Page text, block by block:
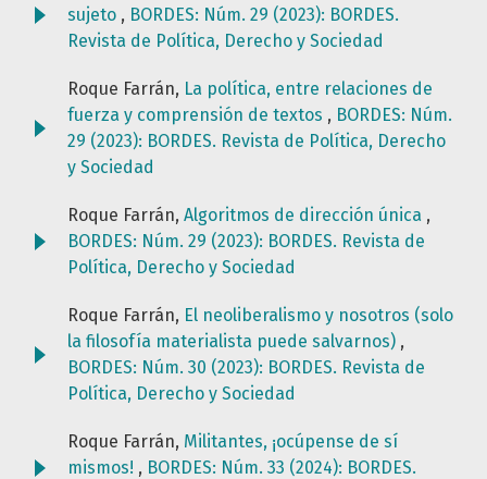
sujeto , BORDES: Núm. 29 (2023): BORDES.
Revista de Política, Derecho y Sociedad
Roque Farrán, La política, entre relaciones de
fuerza y comprensión de textos , BORDES: Núm.
29 (2023): BORDES. Revista de Política, Derecho
y Sociedad
Roque Farrán, Algoritmos de dirección única ,
BORDES: Núm. 29 (2023): BORDES. Revista de
Política, Derecho y Sociedad
Roque Farrán, El neoliberalismo y nosotros (solo
la filosofía materialista puede salvarnos) ,
BORDES: Núm. 30 (2023): BORDES. Revista de
Política, Derecho y Sociedad
Roque Farrán, Militantes, ¡ocúpense de sí
mismos! , BORDES: Núm. 33 (2024): BORDES.